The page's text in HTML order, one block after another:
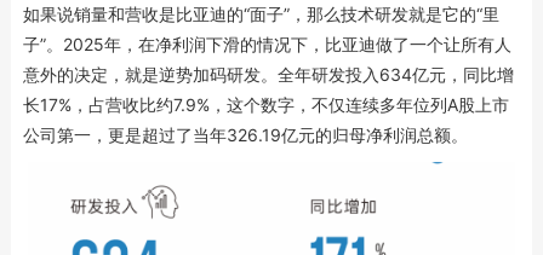
如果说销量和营收是比亚迪的“面子”，那么技术研发就是它的“里
子”。2025年，在净利润下滑的情况下，比亚迪做了一个让所有人
意外的决定，就是逆势加码研发。全年研发投入634亿元，同比增
长17%，占营收比约7.9%，这个数字，不仅连续多年位列A股上市
公司第一，更是超过了当年326.19亿元的归母净利润总额。